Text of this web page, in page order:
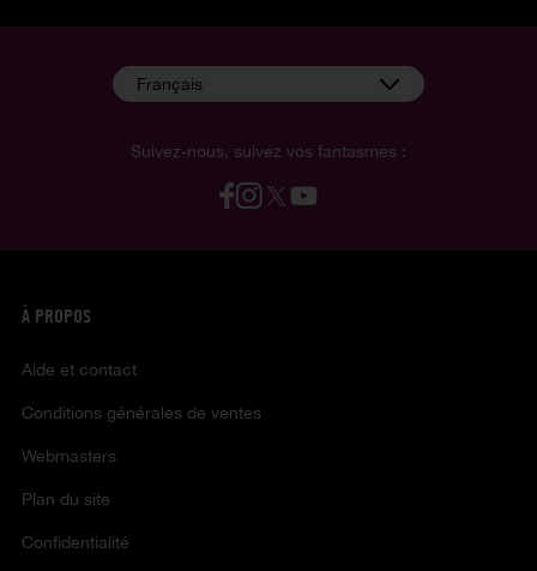
Suivez-nous, suivez vos fantasmes :
Français
À PROPOS
Aide et contact
Conditions générales de ventes
Webmasters
Plan du site
Confidentialité